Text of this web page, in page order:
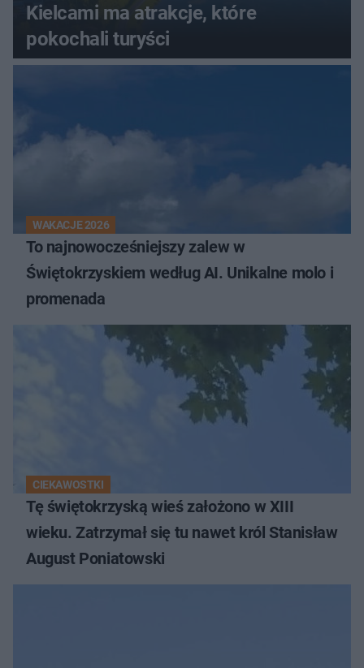
Kielcami ma atrakcje, które
pokochali turyści
WAKACJE 2026
To najnowocześniejszy zalew w
Świętokrzyskiem według AI. Unikalne molo i
promenada
CIEKAWOSTKI
Tę świętokrzyską wieś założono w XIII
wieku. Zatrzymał się tu nawet król Stanisław
August Poniatowski